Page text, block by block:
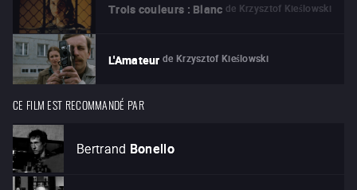
Trois couleurs : Blanc de Krzysztof Kieślowski
L'Amateur de Krzysztof Kieślowski
CE FILM EST RECOMMANDÉ PAR
Bertrand Bonello